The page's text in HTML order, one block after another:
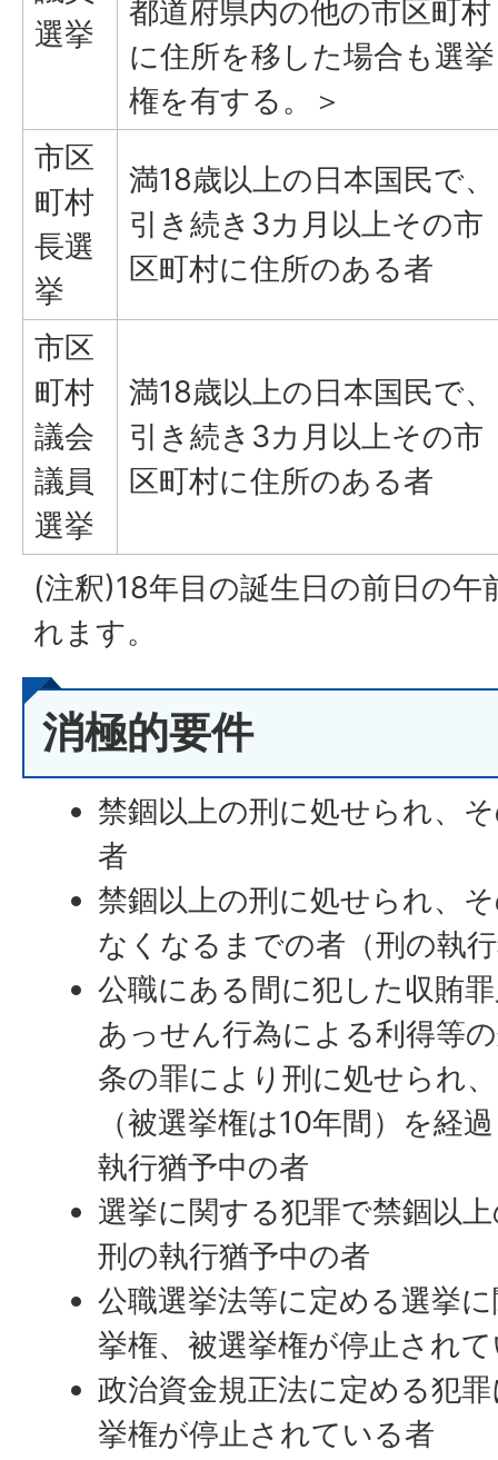
選挙
都道府県内の他の市区町村
に住所を移した場合も選挙
権を有する。＞
市区
町村
長選
挙
満18歳以上の日本国民で、
引き続き3カ月以上その市
区町村に住所のある者
市区
町村
議会
議員
選挙
満18歳以上の日本国民で、
引き続き3カ月以上その市
区町村に住所のある者
(注釈)18年目の誕生日の前日の
れます。
消極的要件
禁錮以上の刑に処せられ、
者
禁錮以上の刑に処せられ、
なくなるまでの者（刑の執
公職にある間に犯した収賄
あっせん行為による利得等
条の罪により刑に処せられ
（被選挙権は10年間）を経
執行猶予中の者
選挙に関する犯罪で禁錮以
刑の執行猶予中の者
公職選挙法等に定める選挙
挙権、被選挙権が停止され
政治資金規正法に定める犯
挙権が停止されている者